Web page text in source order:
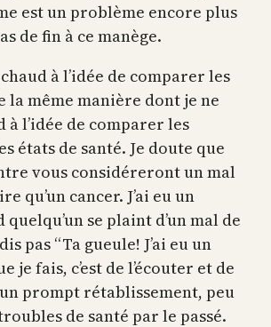
est un problème encore plus
de fin à ce manège.
à l’idée de comparer les
la même manière dont je ne
à l’idée de comparer les
états de santé. Je doute que
vous considéreront un mal
qu’un cancer. J’ai eu un
quelqu’un se plaint d’un mal de
pas “Ta gueule! J’ai eu un
je fais, c’est de l’écouter et de
prompt rétablissement, peu
de santé par le passé.